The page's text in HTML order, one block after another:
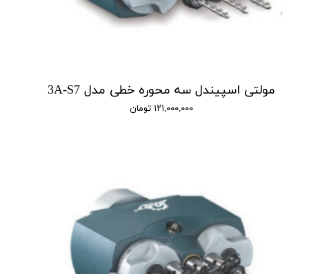
مولتی اسپیندل سه محوره خطی مدل 3A-S7
۱۲۱,۰۰۰,۰۰۰ تومان